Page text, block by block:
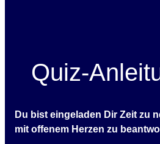
Quiz-
Du bist eingeladen Dir Zeit zu
mit offenem Herzen zu